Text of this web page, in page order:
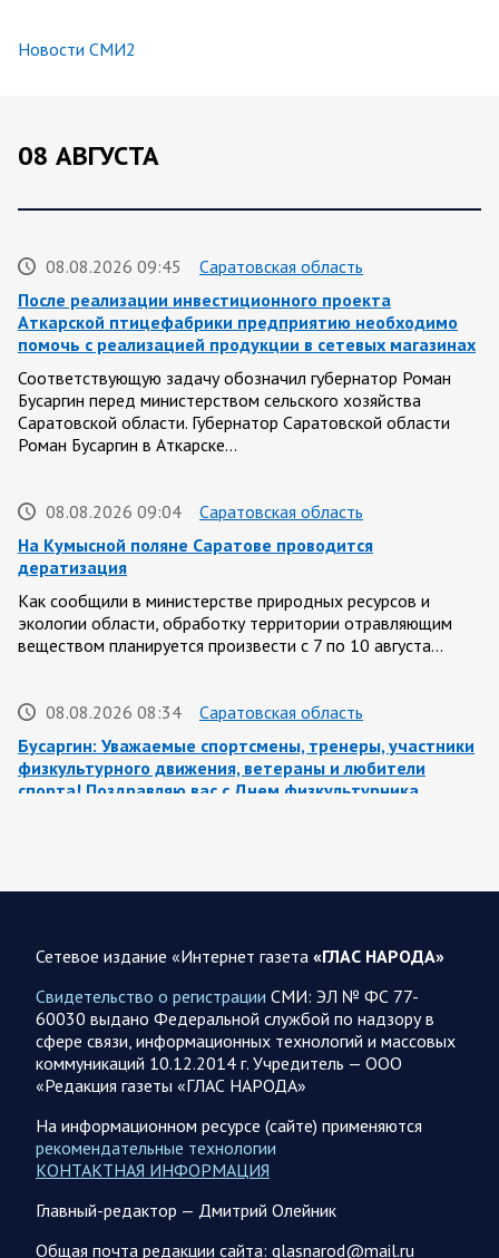
Новости СМИ2
08 АВГУСТА
08.08.2026 09:45
Саратовская область
После реализации инвестиционного проекта
Аткарской птицефабрики предприятию необходимо
помочь с реализацией продукции в сетевых магазинах
Соответствующую задачу обозначил губернатор Роман
Бусаргин перед министерством сельского хозяйства
Саратовской области. Губернатор Саратовской области
Роман Бусаргин в Аткарске…
08.08.2026 09:04
Саратовская область
На Кумысной поляне Саратове проводится
дератизация
Как сообщили в министерстве природных ресурсов и
экологии области, обработку территории отравляющим
веществом планируется произвести с 7 по 10 августа…
08.08.2026 08:34
Саратовская область
Бусаргин: Уважаемые спортсмены, тренеры, участники
физкультурного движения, ветераны и любители
спорта! Поздравляю вас с Днем физкультурника
Заявление Минобороны РФ на утро 8 августа 2026 года
Сегодня ночью Вооруженными Силами Российской
Федерации нанесен групповой удар высокоточным
оружием наземного базирования по предприятию военной
промышленности и складу горюче-смазочных…
08.08.2026 08:09
Власть
Вячеслав Володин о законах, вступающих в силу в
Вячеслав Володин сообщает. Неотвратимость наказания
для предателей нашей страны. Введены ограничительные
Сетевое издание «Интернет газета «ГЛАС НАРОДА»
Свидетельство о регистрации СМИ: ЭЛ № ФС 77-
60030 выдано Федеральной службой по надзору в
сфере связи, информационных технологий и массовых
коммуникаций 10.12.2014 г. Учредитель — ООО
«Редакция газеты «ГЛАС НАРОДА»
На информационном ресурсе (сайте) применяются
рекомендательные технологии
КОНТАКТНАЯ ИНФОРМАЦИЯ
Главный-редактор — Дмитрий Олейник
Общая почта редакции сайта: glasnarod@mail.ru